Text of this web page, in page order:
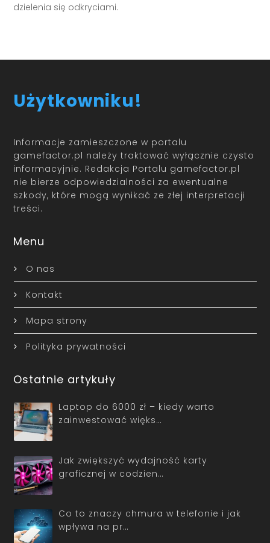
dzielenia się odkryciami.
Użytkowniku!
Informacje zamieszczone w portalu
gamefactor.pl należy traktować wyłącznie czysto
informacyjnie. Redakcja Portalu gamefactor.pl
nie bierze odpowiedzialności za ewentualne
szkody, które mogą wynikać ze złej interpretacji
treści.
Menu
O nas
Kontakt
Mapa strony
Polityka prywatności
Ostatnie artykuły
Laptop do 6000 zł – kiedy warto
zainwestować więks…
Jak zwiększyć wydajność karty
graficznej w codzien…
Co to znaczy chmura w telefonie i jak
wpływa na pr…